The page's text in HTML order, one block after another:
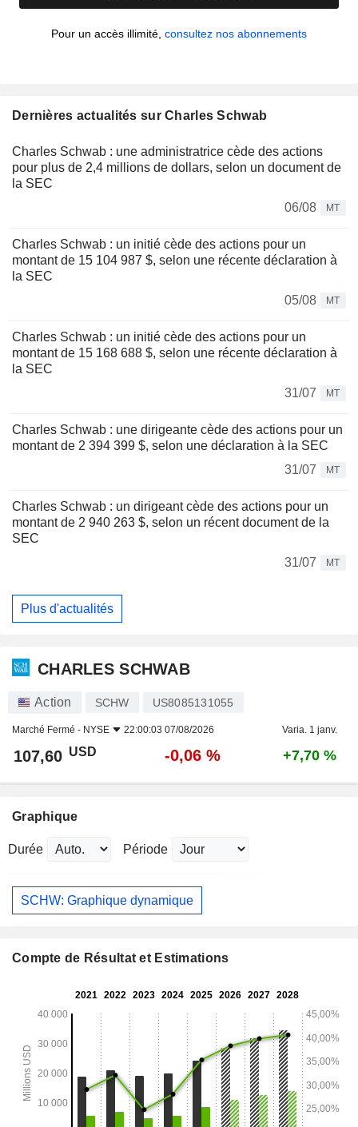
Pour un accès illimité, consultez nos abonnements
Dernières actualités sur Charles Schwab
Charles Schwab : une administratrice cède des actions
pour plus de 2,4 millions de dollars, selon un document de
la SEC
06/08
MT
Charles Schwab : un initié cède des actions pour un
montant de 15 104 987 $, selon une récente déclaration à
la SEC
05/08
MT
Charles Schwab : un initié cède des actions pour un
montant de 15 168 688 $, selon une récente déclaration à
la SEC
31/07
MT
Charles Schwab : une dirigeante cède des actions pour un
montant de 2 394 399 $, selon une déclaration à la SEC
31/07
MT
Charles Schwab : un dirigeant cède des actions pour un
montant de 2 940 263 $, selon un récent document de la
SEC
31/07
MT
Plus d'actualités
CHARLES SCHWAB
Action SCHW US8085131055
Marché Fermé - NYSE 22:00:03 07/08/2026 Varia. 1 janv.
107,60 USD -0,06 % +7,70 %
Graphique
Durée Période
SCHW: Graphique dynamique
Compte de Résultat et Estimations